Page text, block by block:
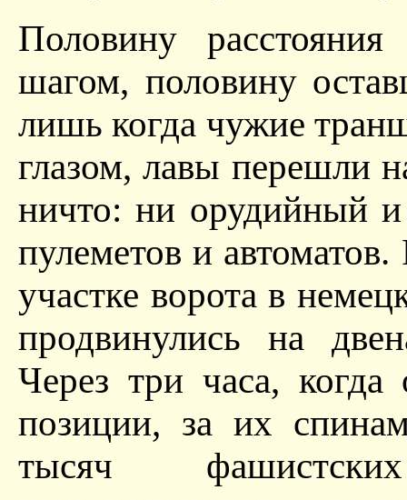
Половину
шагом, половину
лишь когда чужие
глазом, лавы перешли
ничто: ни орудийный
пулеметов и
участке ворота в
продвинулись на
Через три часа,
позиции, за их
тысяч